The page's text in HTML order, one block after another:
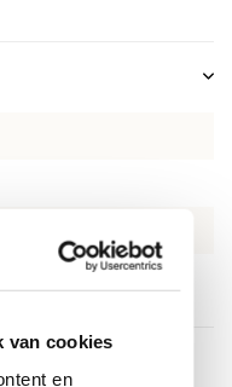
van cookies
en